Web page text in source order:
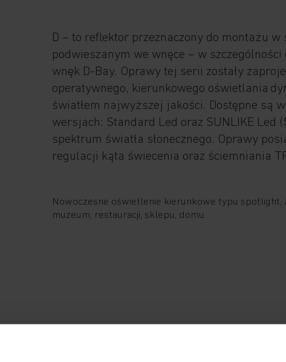
D – to reflektor przeznaczony do montażu w
podwieszanym we wnęce – w szczególności
wnęk D-Bay. Oprawy tej serii zostały
operatywnego, kierunkowego oświetlania
światłem najwyższej jakości. Dostępne są
wersjach: Standard Led oraz SUNLIKE Led
spektrum światła słonecznego. Oprawy
regulacji kąta świecenia oraz ściemniania
Nowoczesne oświetlenie kierunkowe typu spotlight,
muzeum, restauracji, sklepu, domu.